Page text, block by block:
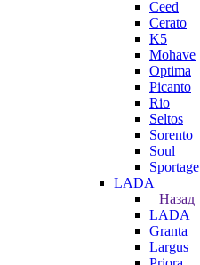
Ceed
Cerato
K5
Mohave
Optima
Picanto
Rio
Seltos
Sorento
Soul
Sportage
LADA
Назад
LADA
Granta
Largus